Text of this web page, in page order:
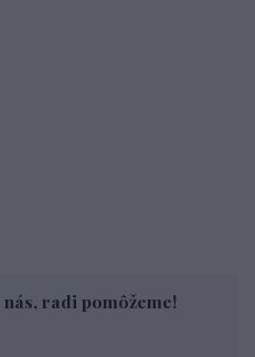
radi pomôžeme!